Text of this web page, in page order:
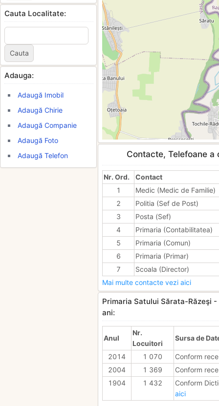
Cauta Localitate:
Adauga:
Adaugă Imobil
Adaugă Chirie
Adaugă Companie
Adaugă Foto
Adaugă Telefon
Contacte, Telefoane
Nr. Ord.
Contact
1
Medic (Medic de Familie)
2
Politia (Sef de Post)
3
Posta (Sef)
4
Primaria (Contabilitatea)
5
Primaria (Comun)
6
Primaria (Primar)
7
Scoala (Director)
Mai multe contacte vezi aici
Primaria Satului Sărata-Răzeşi
ani:
Anul
Nr.
Locuitori
Sursa de
2014 1 070
Conform
2004
1 369
Conform
1904
1 432
Conform
aici